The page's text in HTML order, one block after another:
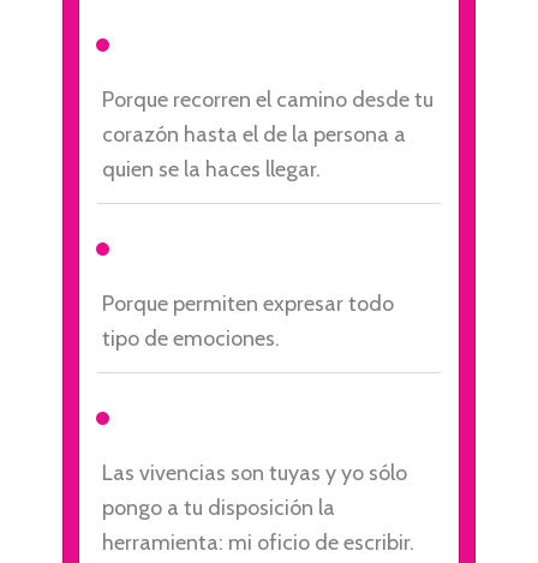
Porque recorren el camino desde tu
corazón hasta el de la persona a
quien se la haces llegar.
Porque permiten expresar todo
tipo de emociones.
Las vivencias son tuyas y yo sólo
pongo a tu disposición la
herramienta: mi oficio de escribir.